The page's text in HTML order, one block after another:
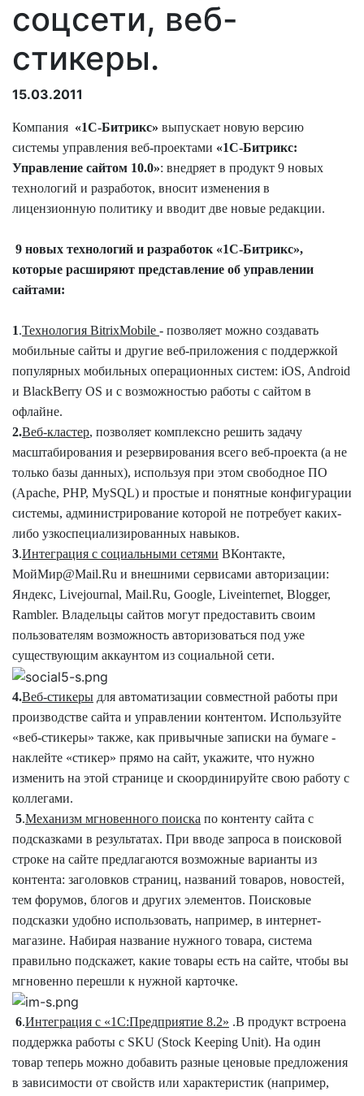
соцсети, веб-
стикеры.
15.03.2011
Компания «1С-Битрикс» выпускает новую версию
системы управления веб-проектами «1С-Битрикс:
Управление сайтом 10.0»: внедряет в продукт 9 новых
технологий и разработок, вносит изменения в
лицензионную политику и вводит две новые редакции.
9 новых технологий и разработок «1С-Битрикс»,
которые расширяют представление об управлении
сайтами:
1.Технология BitrixMobile - позволяет можно создавать
мобильные сайты и другие веб-приложения с поддержкой
популярных мобильных операционных систем: iOS, Android
и BlackBerry OS и с возможностью работы с сайтом в
офлайне.
2.Веб-кластер, позволяет комплексно решить задачу
масштабирования и резервирования всего веб-проекта (а не
только базы данных), используя при этом свободное ПО
(Apache, PHP, MySQL) и простые и понятные конфигурации
системы, администрирование которой не потребует каких-
либо узкоспециализированных навыков.
3.Интеграция с социальными сетями ВКонтакте,
МойМир@Mail.Ru и внешними сервисами авторизации:
Яндекс, Livejournal, Mail.Ru, Google, Liveinternet, Blogger,
Rambler. Владельцы сайтов могут предоставить своим
пользователям возможность авторизоваться под уже
существующим аккаунтом из социальной сети.
4.Веб-стикеры для автоматизации совместной работы при
производстве сайта и управлении контентом. Используйте
«веб-стикеры» также, как привычные записки на бумаге -
наклейте «стикер» прямо на сайт, укажите, что нужно
изменить на этой странице и скоординируйте свою работу с
коллегами.
5.Механизм мгновенного поиска по контенту сайта с
подсказками в результатах. При вводе запроса в поисковой
строке на сайте предлагаются возможные варианты из
контента: заголовков страниц, названий товаров, новостей,
тем форумов, блогов и других элементов. Поисковые
подсказки удобно использовать, например, в интернет-
магазине. Набирая название нужного товара, система
правильно подскажет, какие товары есть на сайте, чтобы вы
мгновенно перешли к нужной карточке.
6.Интеграция с «1С:Предприятие 8.2» .В продукт встроена
поддержка работы с SKU (Stock Keeping Unit). На один
товар теперь можно добавить разные ценовые предложения
в зависимости от свойств или характеристик (например,